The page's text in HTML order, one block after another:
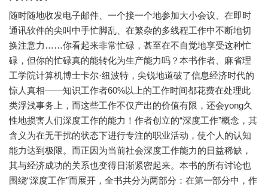
随时随地收发电子邮件、一个接一个地参加大小会议、在即时
通讯软件的尖叫中手忙脚乱、在繁杂的多线程工作中不断地切
换注意力……你看起来非常忙碌，甚至在不自觉地享受这种忙
碌，但你的忙碌真的能转化为生产能力吗？本书作者、麻省理
工学院计算机博士卡尔·纽波特，尖锐地道破了信息经济时代的
惊人真相——知识工作者60%以上的工作时间都花费在处理此
类浮浅事务上，而这些工作不仅产出的价值有限，还会yong久
性地损害人们深度工作的能力！作者创立的“深度工作”概念，其
含义为在无干扰的状态下进行专注的职业活动，使个人的认知
能力达到极限。而正因为当前社会深度工作能力的日益稀缺，
其与经济成功的关系也变得日渐紧密起来。本书的所有讨论也
围绕“深度工作”而展开，全书共分为两部分：在第一部分中，作